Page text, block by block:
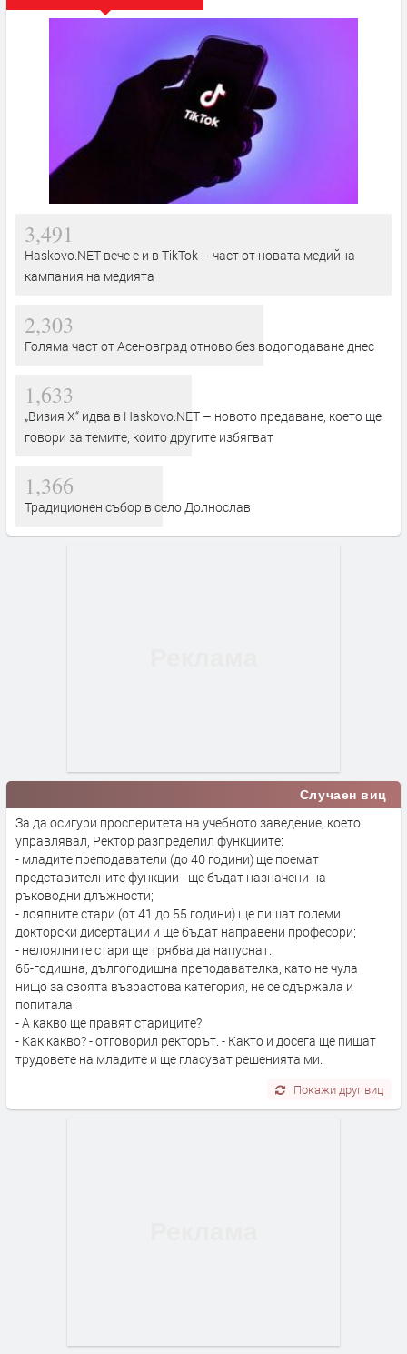
3,491
Haskovo.NET вече е и в TikTok – част от новата медийна
кампания на медията
2,303
Голяма част от Асеновград отново без водоподаване днес
1,633
„Визия Х“ идва в Haskovo.NET – новото предаване, което ще
говори за темите, които другите избягват
1,366
Традиционен събор в село Долнослав
Случаен виц
За да осигури просперитета на учебното заведение, което
управлявал, Ректор разпределил функциите:
- младите преподаватели (до 40 години) ще поемат
представителните функции - ще бъдат назначени на
ръководни длъжности;
- лоялните стари (от 41 до 55 години) ще пишат големи
докторски дисертации и ще бъдат направени професори;
- нелоялните стари ще трябва да напуснат.
65-годишна, дългогодишна преподавателка, като не чула
нищо за своята възрастова категория, не се сдържала и
попитала:
- А какво ще правят стариците?
- Как какво? - отговорил ректорът. - Както и досега ще пишат
трудовете на младите и ще гласуват решенията ми.
Покажи друг виц